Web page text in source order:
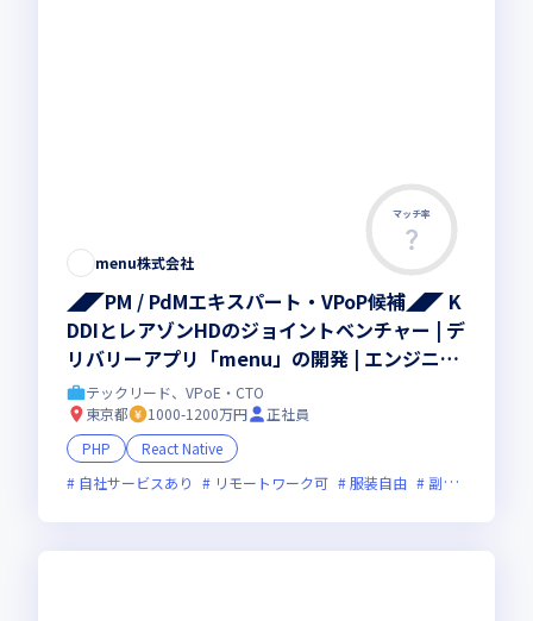
マッチ率
menu株式会社
◢◤PM / PdMエキスパート・VPoP候補◢◤ K
DDIとレアゾンHDのジョイントベンチャー | デ
リバリーアプリ「menu」の開発 | エンジニア
限定福利厚生あり
テックリード、VPoE・CTO
東京都
1000-1200万円
正社員
PHP
React Native
自社サービスあり
リモートワーク可 服装自由 副業可